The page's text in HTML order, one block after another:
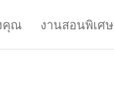
คุณ งานสอนพิเศษ